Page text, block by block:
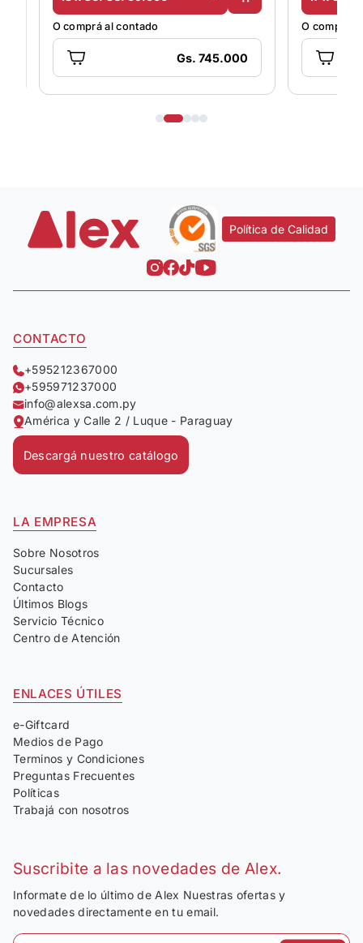
O comprá al contado
Gs. 745.000
O comprá
Política de Calidad
CONTACTO
+595212367000
+595971237000
info@alexsa.com.py
América y Calle 2 / Luque - Paraguay
Descargá nuestro catálogo
LA EMPRESA
Sobre Nosotros
Sucursales
Contacto
Últimos Blogs
Servicio Técnico
Centro de Atención
ENLACES ÚTILES
e-Giftcard
Medios de Pago
Terminos y Condiciones
Preguntas Frecuentes
Políticas
Trabajá con nosotros
Suscribite a las novedades de Alex.
Informate de lo último de Alex Nuestras ofertas y
novedades directamente en tu email.